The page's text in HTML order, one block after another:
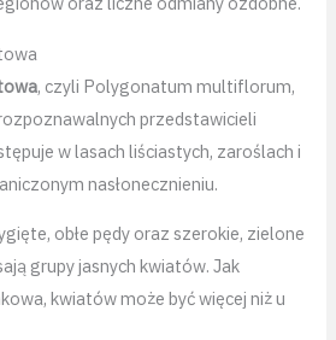
, czyli Polygonatum multiflorum,
przedstawicieli
w lasach liściastych, zaroślach i
nasłonecznieniu.
obłe pędy oraz szerokie, zielone
grupy jasnych kwiatów. Jak
kwiatów może być więcej niż u